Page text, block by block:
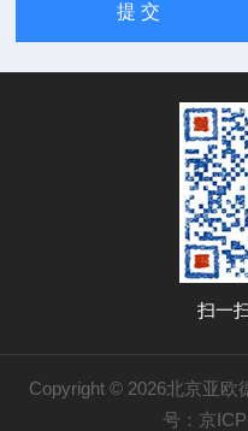
扫一
Copyright © 2026北京亚
号：京